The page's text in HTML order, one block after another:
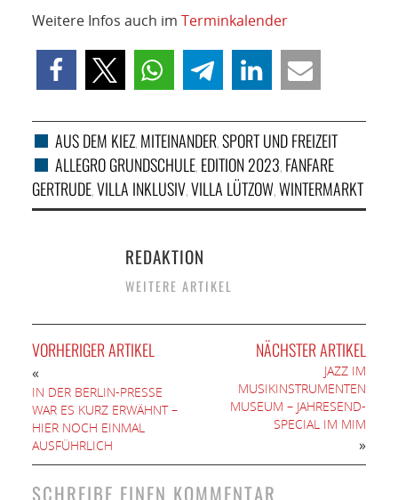
Weitere Infos auch im Terminkalender
AUS DEM KIEZ, MITEINANDER,SPORT UND FREIZEIT
ALLEGRO GRUNDSCHULE, EDITION 2023, FANFARE
GERTRUDE,VILLA INKLUSIV,VILLA LÜTZOW,WINTERMARKT
REDAKTION
WEITERE ARTIKEL
VORHERIGER ARTIKEL
«
IN DER BERLIN-PRESSE
WAR ES KURZ ERWÄHNT –
HIER NOCH EINMAL
AUSFÜHRLICH
NÄCHSTER ARTIKEL
JAZZ IM
MUSIKINSTRUMENTEN
MUSEUM – JAHRESEND-
SPECIAL IM MIM
»
SCHREIBE EINEN KOMMENTAR